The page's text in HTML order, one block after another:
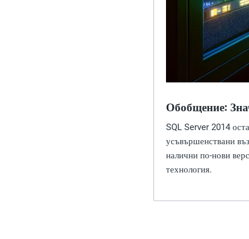
Обобщение:
SQL Server 2014
усъвършенствани
налични по-нови
технология.